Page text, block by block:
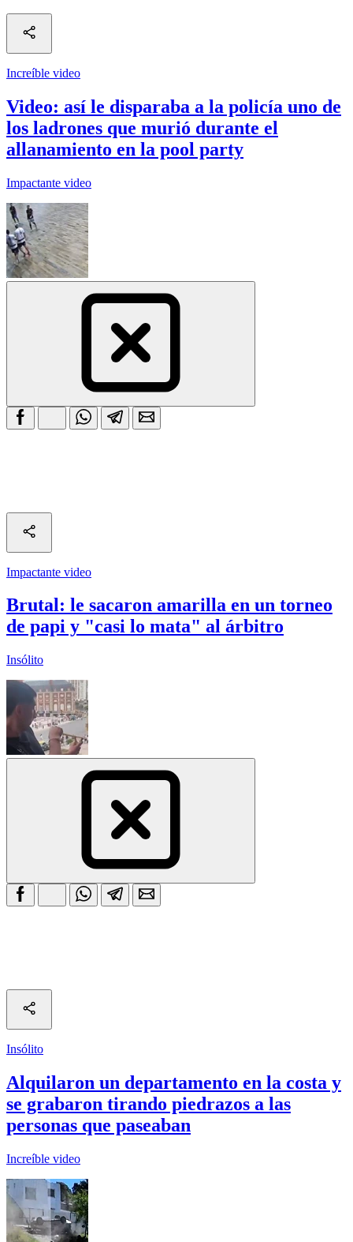
Increíble video
Video: así le disparaba a la policía uno de
los ladrones que murió durante el
allanamiento en la pool party
Impactante video
Impactante video
Brutal: le sacaron amarilla en un torneo
de papi y "casi lo mata" al árbitro
Insólito
Insólito
Alquilaron un departamento en la costa y
se grabaron tirando piedrazos a las
personas que paseaban
Increíble video